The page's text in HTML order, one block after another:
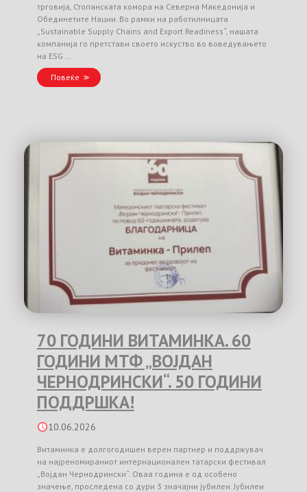
трговија, Стопанската комора на Северна Македонија и
Обединетите Нации. Во рамки на работилницата
„Sustainable Supply Chains and Export Readiness“, нашата
компанија го претстави своето искуство во воведувањето
на ESG …
Повеќе
70 ГОДИНИ ВИТАМИНКА. 60
ГОДИНИ МТФ „ВОЈДАН
ЧЕРНОДРИНСКИ“. 50 ГОДИНИ
ПОДДРШКА!
10.06.2026
Витаминка е долгогодишен верен партнер и поддржувач
на најреномираниот интернационален татарски фестивал
„Војдан Чернодрински“. Оваа година е од особено
значење, проследена со дури 3 значајни јубилеи. Јубилеи